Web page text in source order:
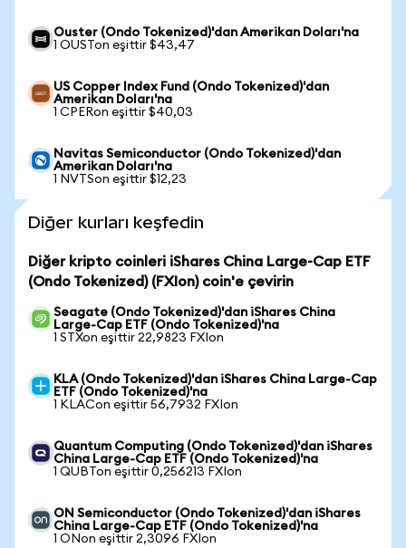
Ouster (Ondo Tokenized)'dan Amerikan Doları'na
1 OUSTon eşittir $43,47
US Copper Index Fund (Ondo Tokenized)'dan
Amerikan Doları'na
1 CPERon eşittir $40,03
Navitas Semiconductor (Ondo Tokenized)'dan
Amerikan Doları'na
1 NVTSon eşittir $12,23
Diğer kurları keşfedin
Diğer kripto coinleri iShares China Large-Cap ETF
(Ondo Tokenized) (FXIon) coin'e çevirin
Seagate (Ondo Tokenized)'dan iShares China
Large-Cap ETF (Ondo Tokenized)'na
1 STXon eşittir 22,9823 FXIon
KLA (Ondo Tokenized)'dan iShares China Large-Cap
ETF (Ondo Tokenized)'na
1 KLACon eşittir 56,7932 FXIon
Quantum Computing (Ondo Tokenized)'dan iShares
China Large-Cap ETF (Ondo Tokenized)'na
1 QUBTon eşittir 0,256213 FXIon
ON Semiconductor (Ondo Tokenized)'dan iShares
China Large-Cap ETF (Ondo Tokenized)'na
1 ONon eşittir 2,3096 FXIon